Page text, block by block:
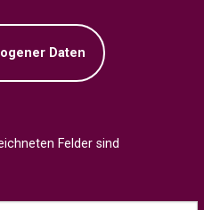
Daten
Felder sind